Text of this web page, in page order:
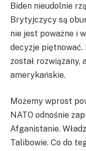
Biden nieudolnie
Brytyjczycy są
nie jest poważne i
decyzje
został rozwiązany,
amerykańskie.
Możemy wprost
NATO odnośnie
Afganistanie.
Talibowie. Co do